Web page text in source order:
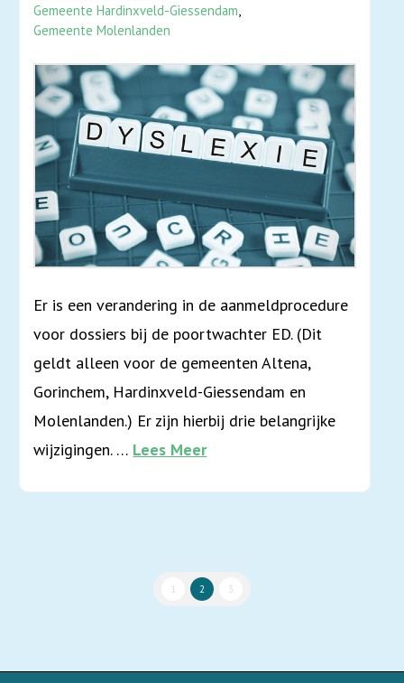
Gemeente Hardinxveld-Giessendam
Gemeente Molenlanden
Er is een verandering in de aanmeldprocedure
voor dossiers bij de poortwachter ED. (Dit
geldt alleen voor de gemeenten Altena,
Gorinchem, Hardinxveld-Giessendam en
Molenlanden.) Er zijn hierbij drie belangrijke
wijzigingen. … Lees Meer
1 2 3